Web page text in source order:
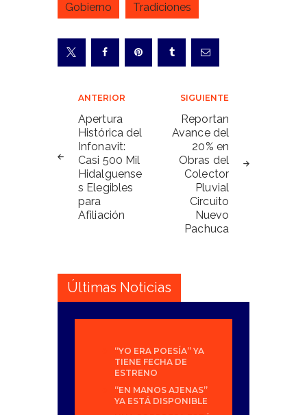
Gobierno
Tradiciones
Navegación
de
entradas
ANTERIOR
Apertura
Histórica del
Infonavit:
Casi 500 Mil
Hidalguense
s Elegibles
para
Afiliación
SIGUIENTE
Reportan
Avance del
20% en
Obras del
Colector
Pluvial
Circuito
Nuevo
Pachuca
Últimas Noticias
“YO ERA POESÍA” YA
TIENE FECHA DE
ESTRENO
“EN MANOS AJENAS”
YA ESTÁ DISPONIBLE